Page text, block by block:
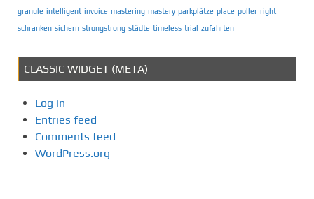
granule intelligent invoice mastering mastery parkplätze place poller right
schranken sichern strongstrong städte timeless trial zufahrten
CLASSIC WIDGET (META)
Log in
Entries feed
Comments feed
WordPress.org